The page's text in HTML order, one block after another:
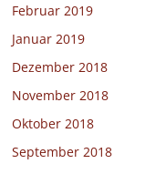
Februar 2019
Januar 2019
Dezember 2018
November 2018
Oktober 2018
September 2018